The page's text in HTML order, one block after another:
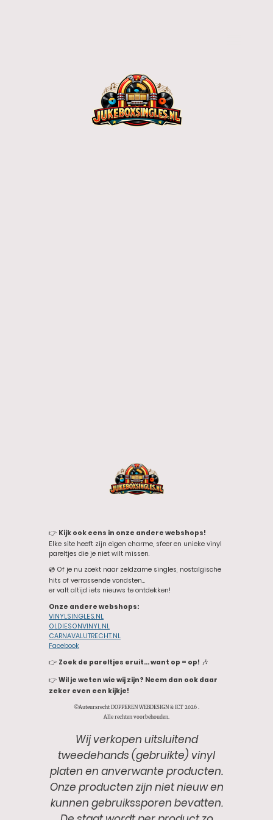
👉 Kijk ook eens in onze andere webshops!
Elke site heeft zijn eigen charme, sfeer en unieke vinyl
pareltjes die je niet wilt missen.
💿 Of je nu zoekt naar zeldzame singles, nostalgische
hits of verrassende vondsten…
er valt altijd iets nieuws te ontdekken!
Onze andere webshops:
VINYLSINGLES.NL
OLDIESONVINYL.NL
CARNAVALUTRECHT.NL
Facebook
👉 Zoek de pareltjes eruit… want op = op! 🎶
👉 Wil je weten wie wij zijn? Neem dan ook daar
zeker even een kijkje!
©Auteursrecht DOPPEREN WEBDESIGN & ICT 2026 .
Alle rechten voorbehouden.
Wij verkopen uitsluitend
tweedehands (gebruikte) vinyl
platen en anverwante producten.
Onze producten zijn niet nieuw en
kunnen gebruikssporen bevatten.